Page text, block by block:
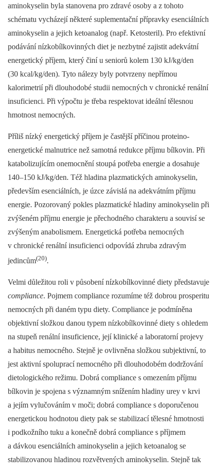
aminokyselin byla stanovena pro zdravé osoby a z tohoto
schématu vycházejí některé suplementační přípravky esenciálních
aminokyselin a jejich ketoanalog (např. Ketosteril). Pro efektivní
podávání nízkobílkovinných diet je nezbytné zajistit adekvátní
energetický příjem, který činí u seniorů kolem 130 kJ/kg/den
(30 kcal/kg/den). Tyto nálezy byly potvrzeny nepřímou
kalorimetrií při dlouhodobé studii nemocných v chronické renální
insuficienci. Při výpočtu je třeba respektovat ideální tělesnou
hmotnost nemocných.
Příliš nízký energetický příjem je častější příčinou proteino-
energetické malnutrice než samotná redukce příjmu bílkovin. Při
katabolizujícím onemocnění stoupá potřeba energie a dosahuje
140–150 kJ/kg/den. Též hladina plazmatických aminokyselin,
především esenciálních, je úzce závislá na adekvátním příjmu
energie. Pozorovaný pokles plazmatické hladiny aminokyselin při
zvýšeném příjmu energie je přechodného charakteru a souvisí se
zvýšeným anabolismem. Energetická potřeba nemocných
v chronické renální insuficienci odpovídá zhruba zdravým
jedincům(20).
Velmi důležitou roli v působení nízkobílkovinné diety představuje
compliance. Pojmem compliance rozumíme též dobrou prosperitu
nemocných při daném typu diety. Compliance je podmíněna
objektivní složkou danou typem nízkobílkovinné diety s ohledem
na stupeň renální insuficience, její klinické a laboratorní projevy
a habitus nemocného. Stejně je ovlivněna složkou subjektivní, to
jest aktivní spoluprací nemocného při dlouhodobém dodržování
dietologického režimu. Dobrá compliance s omezením příjmu
bílkovin je spojena s významným snížením hladiny urey v krvi
a jejím vylučováním v moči; dobrá compliance s doporučenou
energetickou hodnotou diety pak se stabilizací tělesné hmotnosti
i podkožního tuku a konečně dobrá compliance s příjmem
a dávkou esenciálních aminokyselin a jejich ketoanalog se
stabilizovanou hladinou rozvětvených aminokyselin. Stejně tak